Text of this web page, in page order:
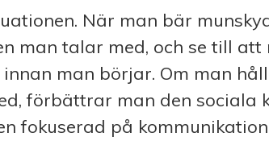
När man bär
man talar med, och se till att
man börjar. Om man
förbättrar man den sociala
fokuserad på